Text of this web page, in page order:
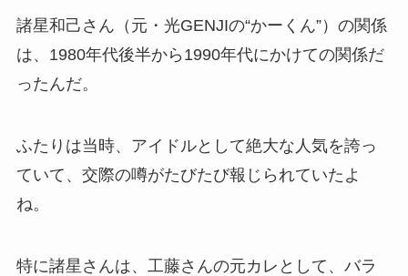
諸星和己さん（元・光GENJIの“かーくん”）の関係
は、1980年代後半から1990年代にかけての関係だ
ったんだ。
ふたりは当時、アイドルとして絶大な人気を誇っ
ていて、交際の噂がたびたび報じられていたよ
ね。
特に諸星さんは、工藤さんの元カレとして、バラ